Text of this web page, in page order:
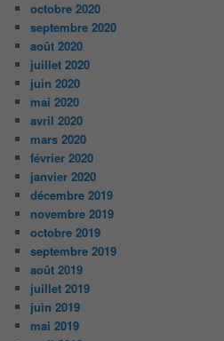
octobre 2020
septembre 2020
août 2020
juillet 2020
juin 2020
mai 2020
avril 2020
mars 2020
février 2020
janvier 2020
décembre 2019
novembre 2019
octobre 2019
septembre 2019
août 2019
juillet 2019
juin 2019
mai 2019